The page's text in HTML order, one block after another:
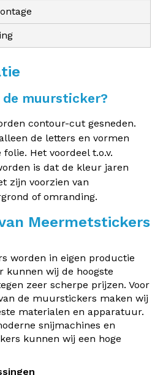
muursticker?
contour-cut gesneden.
de letters en vormen
Het voordeel t.o.v.
is dat de kleur jaren
zijn voorzien van
of omranding.
Meermetstickers
worden in eigen productie
kunnen wij de hoogste
zeer scherpe prijzen. Voor
de muurstickers maken wij
materialen en apparatuur.
snijmachines en
kunnen wij een hoge